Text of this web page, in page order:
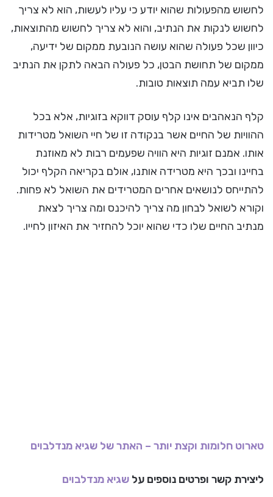
לחשוש מהפעולות שהוא יודע כי עליו לעשות, הוא לא צריך
לחשוש לנקות את הנתיב, והוא לא צריך לחשוש מהתוצאות,
כיוון שכל פעולה שהוא עושה הנובעת ממקום של ידיעה,
ממקום של תחושת הבטן, כל פעולה הבאה לתקן את הנתיב
שלו תביא עמה תוצאות טובות.
קלף הנאהבים אינו קלף עוסק דווקא בזוגיות, אלא בכל
ההוויות של החיים אשר בנקודה זו של חיי השואל מטרידות
אותו. אמנם זוגיות היא הוויה שפעמים רבות לא מאוזנת
בחיינו ובכך היא מטרידה אותנו, אולם בקריאה הקלף יכול
להתייחס לנושאים אחרים המטרידים את השואל לא פחות.
וקורא לשואל לבחון מה צריך להיכנס ומה צריך לצאת
מנתיב החיים שלו כדי שהוא יוכל להחזיר את האיזון לחייו.
טארוט חלומות וקצת יותר – האתר של שגיא מנדלבוים
ליצירת קשר ופרטים נוספים על שגיא מנדלבוים